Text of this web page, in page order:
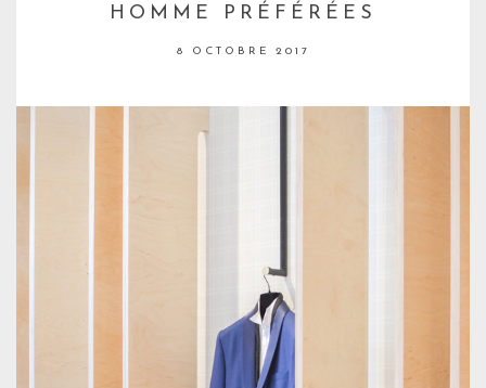
HOMME PRÉFÉRÉES
8 OCTOBRE 2017